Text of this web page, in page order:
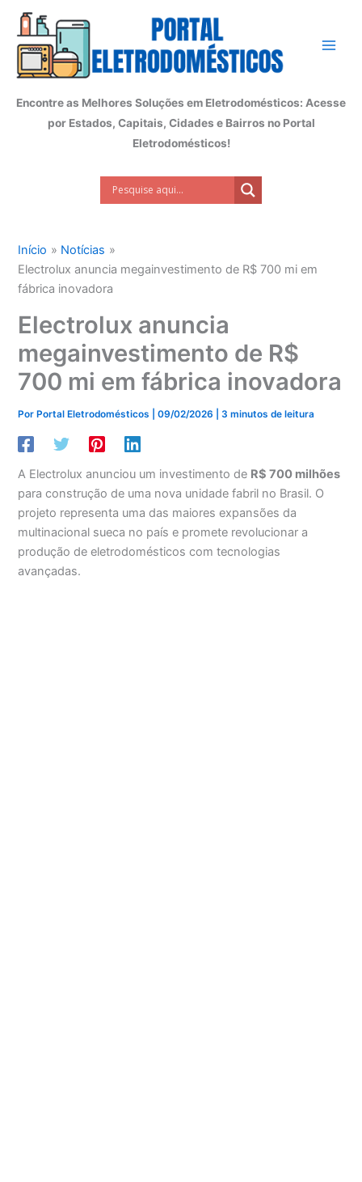
conteúdo
Encontre as Melhores Soluções em Eletrodomésticos: Acesse
por Estados, Capitais, Cidades e Bairros no Portal
Eletrodomésticos!
Início
Notícias
Electrolux anuncia megainvestimento de R$ 700 mi em
fábrica inovadora
Electrolux anuncia
megainvestimento de R$
700 mi em fábrica inovadora
PorPortal Eletrodomésticos |09/02/2026 |3 minutos de leitura
A Electrolux anunciou um investimento de R$ 700 milhões
para construção de uma nova unidade fabril no Brasil. O
projeto representa uma das maiores expansões da
multinacional sueca no país e promete revolucionar a
produção de eletrodomésticos com tecnologias
avançadas.